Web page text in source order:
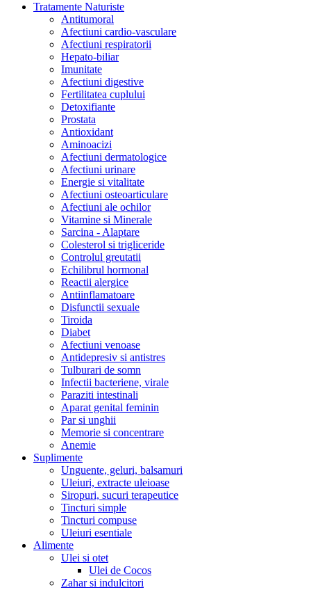
Tratamente Naturiste
Antitumoral
Afectiuni cardio-vasculare
Afectiuni respiratorii
Hepato-biliar
Imunitate
Afectiuni digestive
Fertilitatea cuplului
Detoxifiante
Prostata
Antioxidant
Aminoacizi
Afectiuni dermatologice
Afectiuni urinare
Energie si vitalitate
Afectiuni osteoarticulare
Afectiuni ale ochilor
Vitamine si Minerale
Sarcina - Alaptare
Colesterol si trigliceride
Controlul greutatii
Echilibrul hormonal
Reactii alergice
Antiinflamatoare
Disfunctii sexuale
Tiroida
Diabet
Afectiuni venoase
Antidepresiv si antistres
Tulburari de somn
Infectii bacteriene, virale
Paraziti intestinali
Aparat genital feminin
Par si unghii
Memorie si concentrare
Anemie
Suplimente
Unguente, geluri, balsamuri
Uleiuri, extracte uleioase
Siropuri, sucuri terapeutice
Tincturi simple
Tincturi compuse
Uleiuri esentiale
Alimente
Ulei si otet
Ulei de Cocos
Zahar si indulcitori